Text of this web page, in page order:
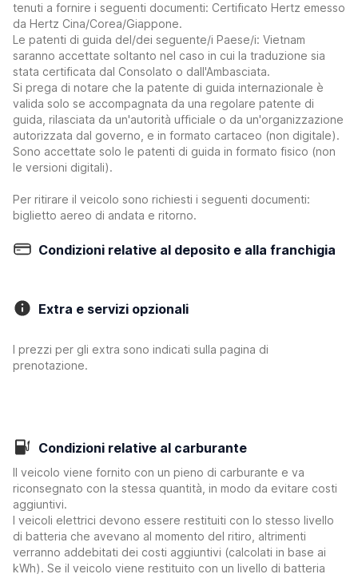
tenuti a fornire i seguenti documenti: Certificato Hertz emesso
da Hertz Cina/Corea/Giappone.
Le patenti di guida del/dei seguente/i Paese/i: Vietnam
saranno accettate soltanto nel caso in cui la traduzione sia
stata certificata dal Consolato o dall'Ambasciata.
Si prega di notare che la patente di guida internazionale è
valida solo se accompagnata da una regolare patente di
guida, rilasciata da un'autorità ufficiale o da un'organizzazione
autorizzata dal governo, e in formato cartaceo (non digitale).
Sono accettate solo le patenti di guida in formato fisico (non
le versioni digitali).
Per ritirare il veicolo sono richiesti i seguenti documenti:
biglietto aereo di andata e ritorno.
Condizioni relative al deposito e alla franchigia
Extra e servizi opzionali
I prezzi per gli extra sono indicati sulla pagina di
prenotazione.
Condizioni relative al carburante
Il veicolo viene fornito con un pieno di carburante e va
riconsegnato con la stessa quantità, in modo da evitare costi
aggiuntivi.
I veicoli elettrici devono essere restituiti con lo stesso livello
di batteria che avevano al momento del ritiro, altrimenti
verranno addebitati dei costi aggiuntivi (calcolati in base ai
kWh). Se il veicolo viene restituito con un livello di batteria